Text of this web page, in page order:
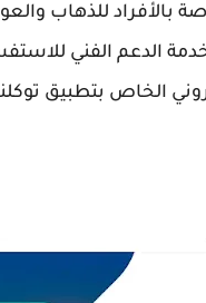
بالأفراد للذهاب
الدعم الفني
الخاص بتطبيق